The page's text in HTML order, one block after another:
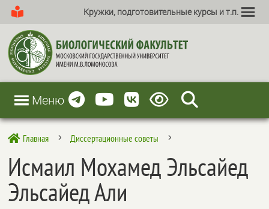
Кружки, подготовительные курсы и т.п.
Меню
 Главная 5 Диссертационные советы 5
Исмаил Мохамед Эльсайед
Эльсайед Али